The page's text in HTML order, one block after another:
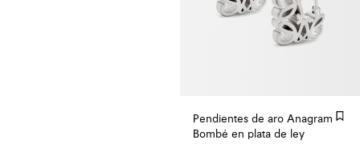
Pendientes de aro Anagram
Bombé en plata de ley